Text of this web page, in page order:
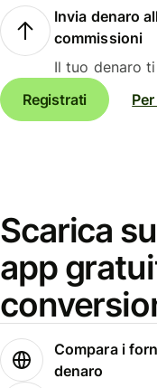
Invia denaro
commissioni
Il tuo denaro
Registrati
Scarica
app
Compara i
denaro